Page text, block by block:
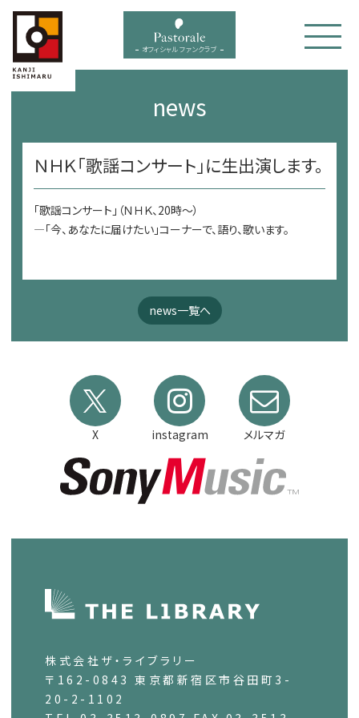
menu オフィシャル ファンクラブ
news
ＮＨＫ「歌謡コンサート」に生出演します。
「歌謡コンサート」（ＮＨＫ、20時～）
—「今、あなたに届けたい」コーナーで、語り、歌います。
news一覧へ
X instagram メルマガ
株式会社ザ・ライブラリー
〒162-0843 東京都新宿区市谷田町3-
20-2-1102